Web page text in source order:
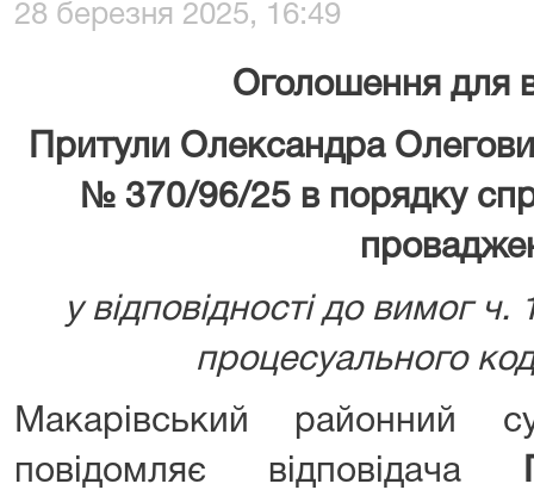
28 березня 2025, 16:49
Оголошення для
Притули Олександра
№ 370/96/25 в порядку
у відповідності до вимог
процесуального
Макарівський районний
повідомляє відповідача